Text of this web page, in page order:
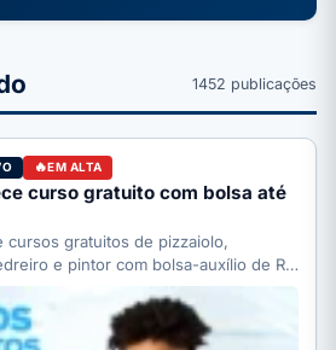
1452 publicações
EM ALTA
curso gratuito com bolsa até
cursos gratuitos de pizzaiolo,
e pintor com bolsa-auxílio de R$